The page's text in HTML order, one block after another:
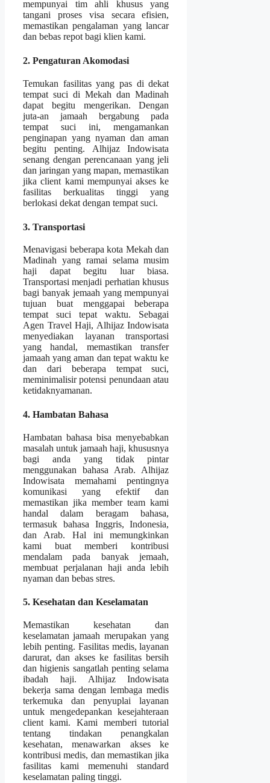
mempunyai tim ahli khusus yang
tangani proses visa secara efisien,
memastikan pengalaman yang lancar
dan bebas repot bagi klien kami.
2. Pengaturan Akomodasi
Temukan fasilitas yang pas di dekat
tempat suci di Mekah dan Madinah
dapat begitu mengerikan. Dengan
juta-an jamaah bergabung pada
tempat suci ini, mengamankan
penginapan yang nyaman dan aman
begitu penting. Alhijaz Indowisata
senang dengan perencanaan yang jeli
dan jaringan yang mapan, memastikan
jika client kami mempunyai akses ke
fasilitas berkualitas tinggi yang
berlokasi dekat dengan tempat suci.
3. Transportasi
Menavigasi beberapa kota Mekah dan
Madinah yang ramai selama musim
haji dapat begitu luar biasa.
Transportasi menjadi perhatian khusus
bagi banyak jemaah yang mempunyai
tujuan buat menggapai beberapa
tempat suci tepat waktu. Sebagai
Agen Travel Haji, Alhijaz Indowisata
menyediakan layanan transportasi
yang handal, memastikan transfer
jamaah yang aman dan tepat waktu ke
dan dari beberapa tempat suci,
meminimalisir potensi penundaan atau
ketidaknyamanan.
4. Hambatan Bahasa
Hambatan bahasa bisa menyebabkan
masalah untuk jamaah haji, khususnya
bagi anda yang tidak pintar
menggunakan bahasa Arab. Alhijaz
Indowisata memahami pentingnya
komunikasi yang efektif dan
memastikan jika member team kami
handal dalam beragam bahasa,
termasuk bahasa Inggris, Indonesia,
dan Arab. Hal ini memungkinkan
kami buat memberi kontribusi
mendalam pada banyak jemaah,
membuat perjalanan haji anda lebih
nyaman dan bebas stres.
5. Kesehatan dan Keselamatan
Memastikan kesehatan dan
keselamatan jamaah merupakan yang
lebih penting. Fasilitas medis, layanan
darurat, dan akses ke fasilitas bersih
dan higienis sangatlah penting selama
ibadah haji. Alhijaz Indowisata
bekerja sama dengan lembaga medis
terkemuka dan penyuplai layanan
untuk mengedepankan kesejahteraan
client kami. Kami memberi tutorial
tentang tindakan penangkalan
kesehatan, menawarkan akses ke
kontribusi medis, dan memastikan jika
fasilitas kami memenuhi standard
keselamatan paling tinggi.